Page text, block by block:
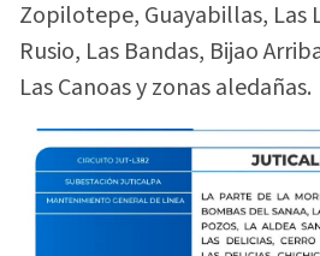
Zopilotepe, Guayabillas, Las
Rusio, Las Bandas, Bijao
Las Canoas y zonas aledañas.